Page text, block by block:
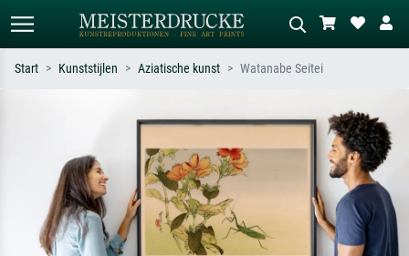
Monet, Sterrennacht, impressionisme,
Hokusai-golf, naakt.
Beschrijf de scène – bijv. groene
weide, abstract met veel rood, donker
olieverfschilderij, staand naakt naast
een boom.
Start Kunststijlen Aziatische kunst Watanabe Seitei